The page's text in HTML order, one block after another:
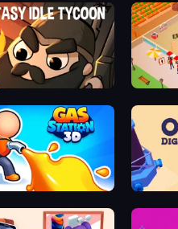
Fantasy Idle Tycoon
Gas Station 3D